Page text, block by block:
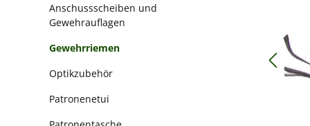
Anschussscheiben und
Gewehrauflagen
Gewehrriemen
Optikzubehör
Patronenetui